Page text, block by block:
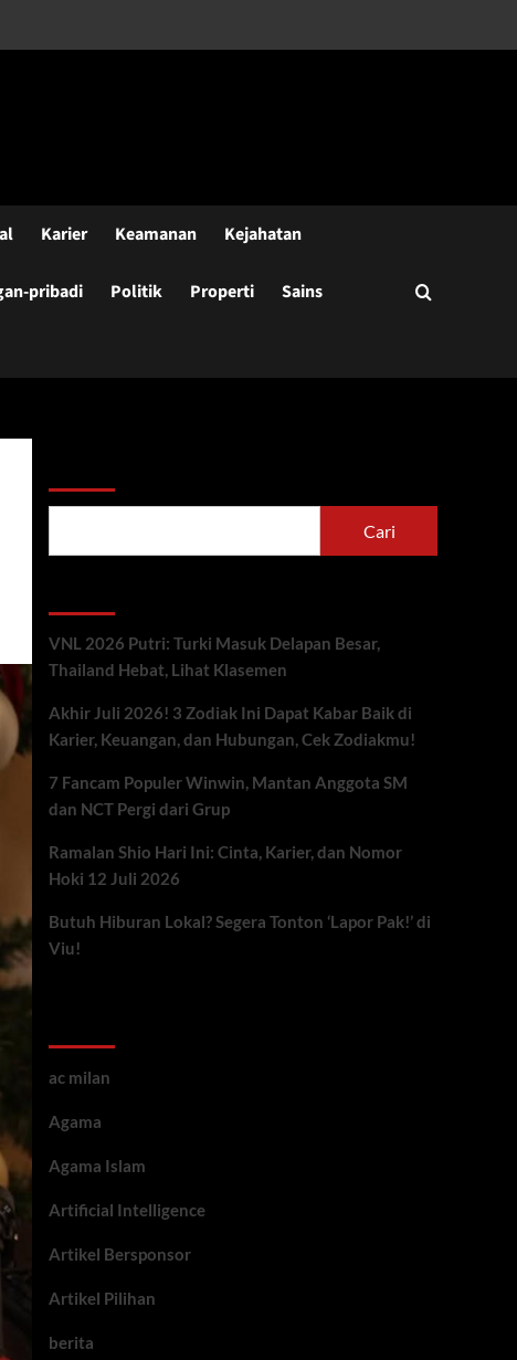
Karier Keamanan Kejahatan
pribadi Politik Properti Sains
Cari
VNL 2026 Putri: Turki Masuk Delapan Besar,
Thailand Hebat, Lihat Klasemen
Akhir Juli 2026! 3 Zodiak Ini Dapat Kabar Baik di
Karier, Keuangan, dan Hubungan, Cek Zodiakmu!
7 Fancam Populer Winwin, Mantan Anggota SM
dan NCT Pergi dari Grup
Ramalan Shio Hari Ini: Cinta, Karier, dan Nomor
Hoki 12 Juli 2026
Butuh Hiburan Lokal? Segera Tonton ‘Lapor Pak!’ di
Viu!
ac milan
Agama
Agama Islam
Artificial Intelligence
Artikel Bersponsor
Artikel Pilihan
berita